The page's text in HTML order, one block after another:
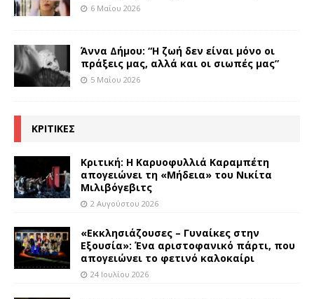
6 Μαΐου 2026
Άννα Δήμου: “Η ζωή δεν είναι μόνο οι
πράξεις μας, αλλά και οι σιωπές μας”
5 Μαΐου 2026
ΚΡΙΤΙΚΕΣ
Κριτική: Η Καρυοφυλλιά Καραμπέτη
απογειώνει τη «Μήδεια» του Νικίτα
Μιλιβόγεβιτς
2 Αυγούστου 2026
«Εκκλησιάζουσες – Γυναίκες στην
Εξουσία»: Ένα αριστοφανικό πάρτι, που
απογειώνει το φετινό καλοκαίρι
24 Ιουλίου 2026